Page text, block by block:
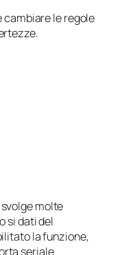
cambiare le regole
molte
si dati del
la funzione,
seriale